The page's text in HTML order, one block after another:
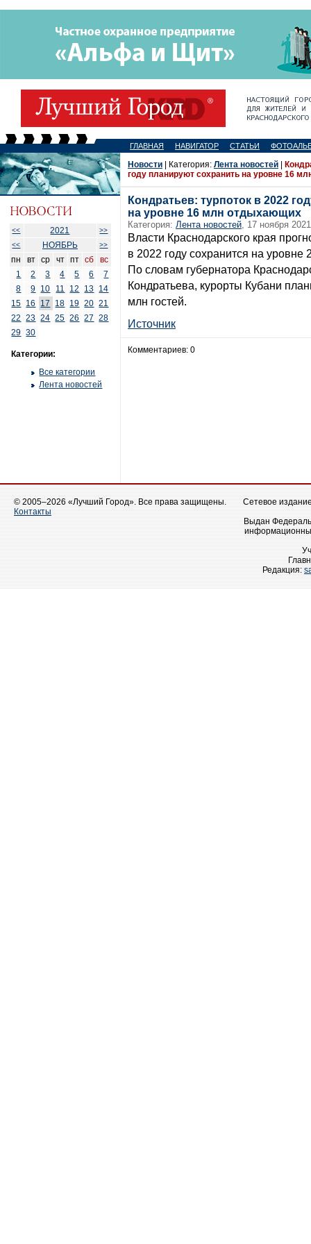
ГЛАВНАЯ НАВИГАТОР СТАТЬИ
<< 2021
>>
<<
НОЯБРЬ >>
пн вт ср чт пт сб
вс
1
2 3 4 5 6
7
8
9 10 11 12 13 14
15 16 17 18 19 20 21
22
23 24 25 26 27
28
29 30
Категории:
Все категории
Лента новостей
Новости | Категория: Лента новостей
году планируют сохранить на уровне 16
Кондратьев: турпоток в 2022
на уровне 16 млн отдыхающих
Категория: Лента новостей, 17 ноября
Власти Краснодарского края
в 2022 году сохранится на уровне
По словам губернатора
Кондратьева, курорты Кубани
млн гостей.
Источник
Комментариев: 0
© 2005–2026 «Лучший Город». Все права защищены.
Контакты
Сетевое
Выдан
Редакция: